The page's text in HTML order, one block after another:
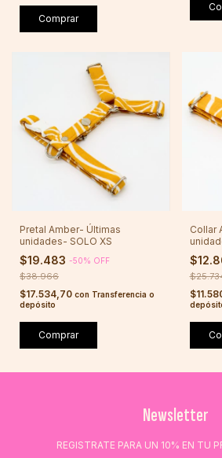
Comprar
Pretal Amber- Últimas
unidades- SOLO XS
$19.483 -50% OFF
$38.966
$17.534,70 con Transferencia o
depósito
Comprar
Collar
Newsletter
REGISTRATE PARA UN 10% EN TU